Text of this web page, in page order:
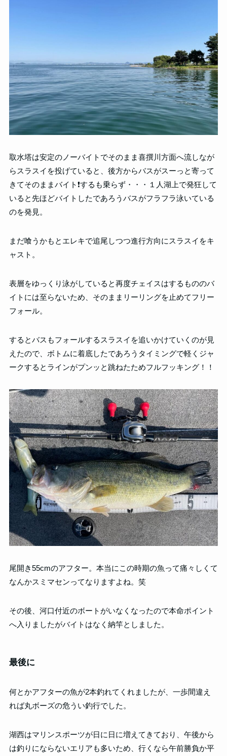
取水塔は安定のノーバイトでそのまま喜撰川方面へ流しなが
らスラスイを投げていると、後方からバスがスーっと寄って
きてそのままバイト❗️するも乗らず・・・１人湖上で発狂して
いると先ほどバイトしたであろうバスがフラフラ泳いている
のを発見。
まだ喰うかもとエレキで追尾しつつ進行方向にスラスイをキ
ャスト。
表層をゆっくり泳がしていると再度チェイスはするもののバ
イトには至らないため、そのままリーリングを止めてフリー
フォール。
するとバスもフォールするスラスイを追いかけていくのが見
えたので、ボトムに着底したであろうタイミングで軽くジャ
ークするとラインがプンッと跳ねたためフルフッキング！！
尾開き55cmのアフター。本当にこの時期の魚って痛々しくて
なんかスミマセンってなりますよね。笑
その後、河口付近のボートがいなくなったので本命ポイント
へ入りましたがバイトはなく納竿としました。
最後に
何とかアフターの魚が2本釣れてくれましたが、一歩間違え
れば丸ボーズの危うい釣行でした。
湖西はマリンスポーツが日に日に増えてきており、午後から
は釣りにならないエリアも多いため、行くなら午前勝負か平